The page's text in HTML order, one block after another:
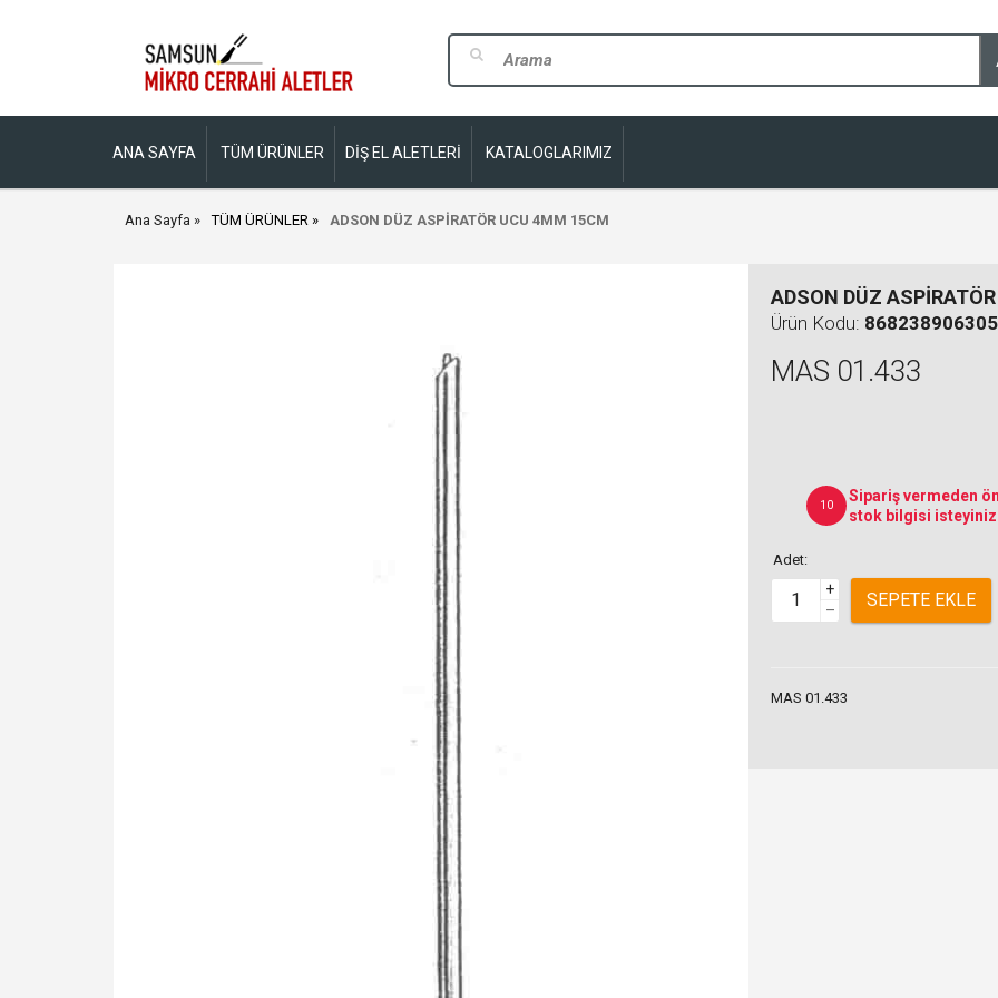
ANA SAYFA TÜM ÜRÜNLER DİŞ EL ALETLERİ KATALOGLARIMIZ
Ana Sayfa TÜM ÜRÜNLER ADSON DÜZ ASPİRATÖR UCU 4MM 15CM
ADSON DÜZ
Ürün Kodu:
MAS 01.433
10
Sipariş vermeden
stok bilgisi
Adet:
+
–
SEPETE EKLE
MAS 01.433